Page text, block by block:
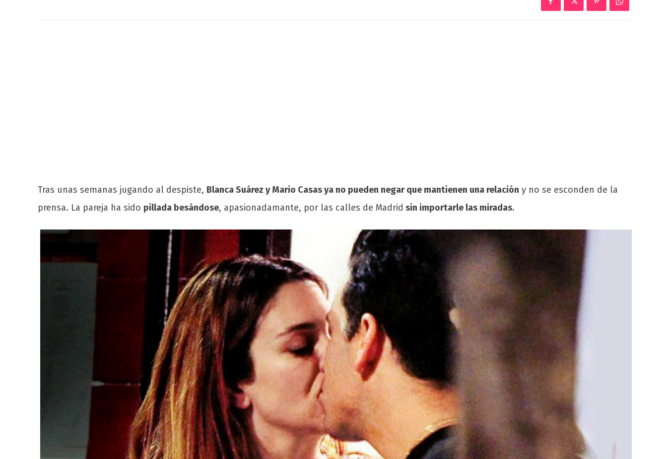
Tras unas semanas jugando al despiste, Blanca Suárez y Mario Casas ya no pueden negar que mantienen una relación y no se esconden de la
prensa. La pareja ha sido pillada besándose, apasionadamante, por las calles de Madrid sin importarle las miradas.